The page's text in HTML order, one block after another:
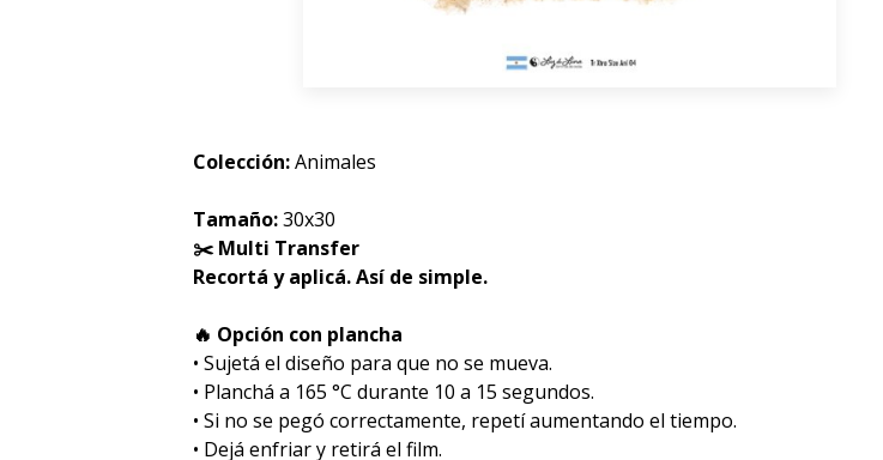
Colección:Animales
Tamaño:30x30
✂️ Multi Transfer
Recortá y aplicá. Así de simple.
🔥 Opción con plancha
• Sujetá el diseño para que no se mueva.
• Planchá a 165 °C durante 10 a 15 segundos.
• Si no se pegó correctamente, repetí aumentando el tiempo.
• Dejá enfriar y retirá el film.